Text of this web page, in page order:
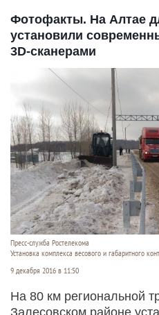
Фотофакты. На Алтае
установили
3D-сканерами
Пресс-служба Ростелекома
Установка комплекса весового и габаритного
9 декабря 2016 в 11:50
На 80 км региональной
Залесовском районе